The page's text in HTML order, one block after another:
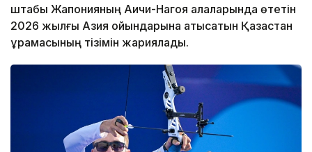
штабы Жапонияның Аичи-Нагоя қалаларында өтетін
2026 жылғы Азия ойындарына қатысатын Қазақстан
құрамасының тізімін жариялады.